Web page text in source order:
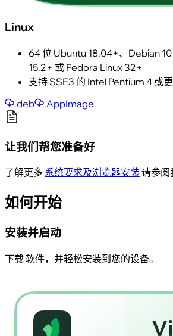
Linux
64 位 Ubuntu 18.04+、Debian
15.2+ 或 Fedora Linux 32+
支持 SSE3 的 Intel Pentium 4 或
.deb
.AppImage
让我们帮您准备好
了解更多 系统要求及浏览器安装请参阅
如何开始
安装并启动
下载 软件，并轻松安装到您的设备。